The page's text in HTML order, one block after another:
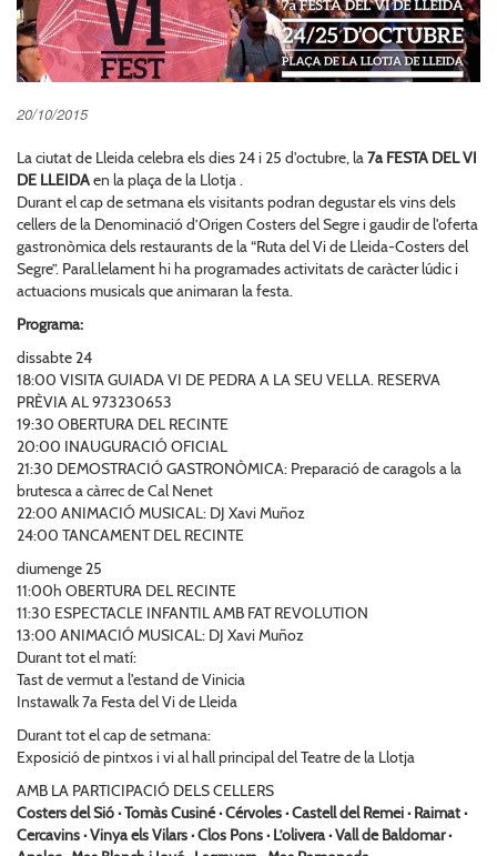
20/10/2015
La ciutat de Lleida celebra els dies 24 i 25 d'octubre, la7a FESTA DEL VI
DE LLEIDAen la plaça de la Llotja .
Durant el cap de setmana els visitants podran degustar els vins dels
cellers de la Denominació d’Origen Costers del Segre i gaudir de l'oferta
gastronòmica dels restaurants de la “Ruta del Vi de Lleida-Costers del
Segre”. Paral.lelament hi ha programades activitats de caràcter lúdic i
actuacions musicals que animaran la festa.
Programa:
dissabte 24
18:00 VISITA GUIADA VI DE PEDRA A LA SEU VELLA. RESERVA
PRÈVIA AL 973230653
19:30 OBERTURA DEL RECINTE
20:00 INAUGURACIÓ OFICIAL
21:30 DEMOSTRACIÓ GASTRONÒMICA: Preparació de caragols a la
brutesca a càrrec de Cal Nenet
22:00 ANIMACIÓ MUSICAL: DJ Xavi Muñoz
24:00 TANCAMENT DEL RECINTE
diumenge 25
11:00h OBERTURA DEL RECINTE
11:30 ESPECTACLE INFANTIL AMB FAT REVOLUTION
13:00 ANIMACIÓ MUSICAL: DJ Xavi Muñoz
Durant tot el matí:
Tast de vermut a l'estand de Vinicia
Instawalk 7a Festa del Vi de Lleida
Durant tot el cap de setmana:
Exposició de pintxos i vi al hall principal del Teatre de la Llotja
AMB LA PARTICIPACIÓ DELS CELLERS
Costers del Sió · Tomàs Cusiné · Cérvoles · Castell del Remei · Raimat ·
Cercavins · Vinya els Vilars · Clos Pons · L’olivera · Vall de Baldomar ·